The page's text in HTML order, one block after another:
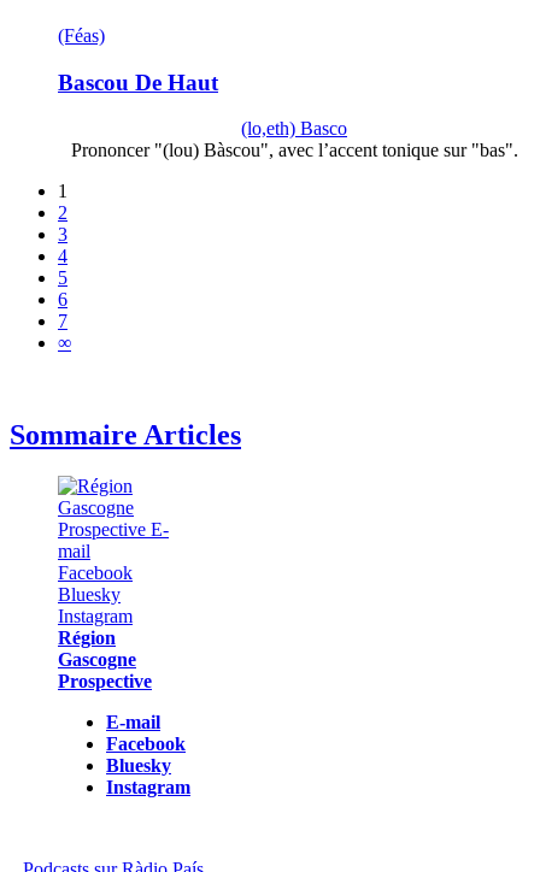
(Féas)
Bascou De Haut
(lo,eth) Basco
Prononcer "(lou) Bàscou", avec l’accent tonique sur "bas".
1
2
3
4
5
6
7
∞
Sommaire Articles
Région
Gascogne
Prospective
E-mail
Facebook
Bluesky
Instagram